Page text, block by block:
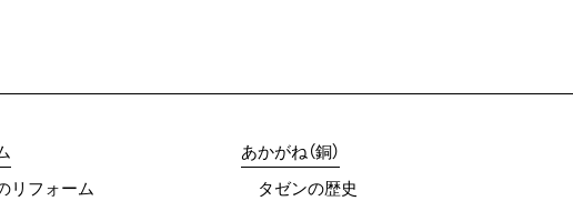
リフォーム
あかがね（銅）
タゼンの歴史